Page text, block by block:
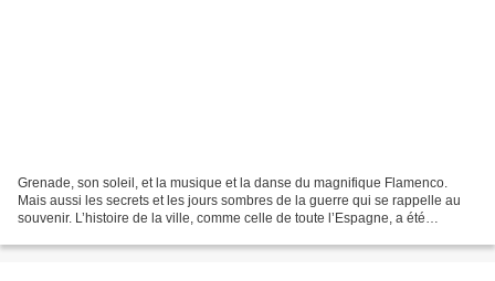
Grenade, son soleil, et la musique et la danse du magnifique Flamenco.
Mais aussi les secrets et les jours sombres de la guerre qui se rappelle au
souvenir. L’histoire de la ville, comme celle de toute l’Espagne, a été